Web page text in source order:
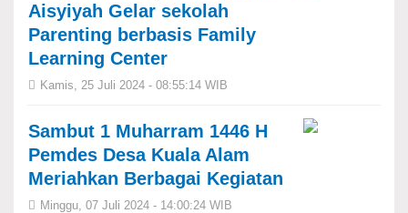
Aisyiyah Gelar sekolah
Parenting berbasis Family
Learning Center
Kamis, 25 Juli 2024 - 08:55:14 WIB
Sambut 1 Muharram 1446 H
Pemdes Desa Kuala Alam
Meriahkan Berbagai Kegiatan
Minggu, 07 Juli 2024 - 14:00:24 WIB